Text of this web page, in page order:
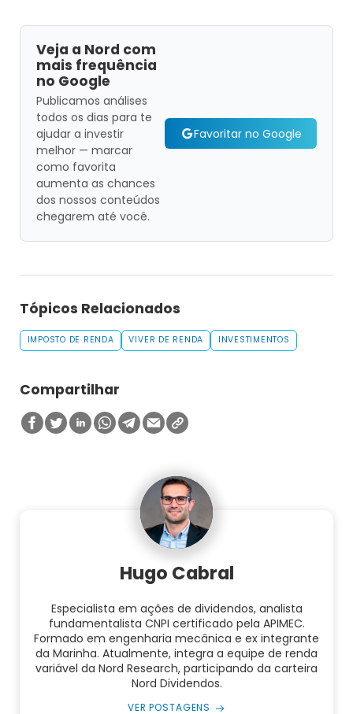
Veja a Nord com
mais frequência
no Google
Publicamos análises
todos os dias para te
ajudar a investir
melhor — marcar
como favorita
aumenta as chances
dos nossos conteúdos
chegarem até você.
Favoritar no Google
Tópicos Relacionados
IMPOSTO DE RENDA VIVER DE RENDA INVESTIMENTOS
Compartilhar
Hugo Cabral
Especialista em ações de dividendos, analista
fundamentalista CNPI certificado pela APIMEC.
Formado em engenharia mecânica e ex integrante
da Marinha. Atualmente, integra a equipe de renda
variável da Nord Research, participando da carteira
Nord Dividendos.
VER POSTAGENS